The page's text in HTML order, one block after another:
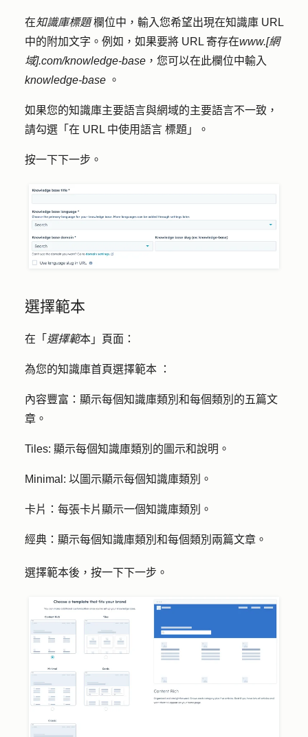
在知識庫標題欄位中，輸入您希望出現在知識庫 URL
中的附加文字 。例如，如果要將 URL 寄存在www.[網
域].com/knowledge-base ，您可以在此欄位中輸入
knowledge-base 。
如果您的知識庫主要語言與網域的主要語言不一致，
請勾選「 在 URL 中使用語言 標題」。
按一下下一步 。
選擇範本
在「 選擇範本」頁面：
為您的知識庫首頁選擇範本 ：
內容豐富 ：顯示每個知識庫類別和每個類別的五篇文
章。
Tiles: 顯示每個知識庫類別的圖示和說明。
Minimal : 以圖示顯示每個知識庫類別。
卡片 ：每張卡片顯示一個知識庫類別。
經典 ：顯示每個知識庫類別和每個類別兩篇文章。
選擇範本後，按一下下一步 。